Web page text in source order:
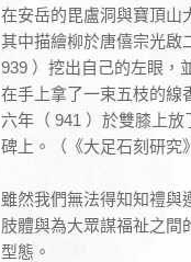
在安岳的毘盧洞與寶頂山
其中描繪柳於唐僖宗光啟
939 ）挖出自己的左眼，
在手上拿了一束五枝的線
六年（ 941 ）於雙膝上
碑上。（《大足石刻研究
雖然我們無法得知知禮與
肢體與為大眾謀福祉之間
型態。